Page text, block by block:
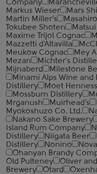
Company
Markus Wieser
Mars
Martin Miller's
Tokubee Shoten
Maxime Trijol Cognac
Mazzetti d'Altavilla
Meukow Cognac
Mey
Mezan
Michter's
Mijnaberd
Milestone
Minami Alps Wine and
Distillery
Moet
Mossburn Distillery
Mrganush
Muirhead's
Myokoshuzo Co. Ltd.
Nakano Sake Brewery
Island Rum Company
Distillery
Niigata Beer
Distillery
Nonino
Ohanyan Brandy
Old Pulteney
Oliver
Brewery
Otard